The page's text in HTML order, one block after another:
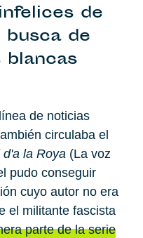
de
busca de
blancas
de noticias
circulaba el
d'a la Roya (La voz
pudo conseguir
cuyo autor no era
el militante fascista
parte de la serie